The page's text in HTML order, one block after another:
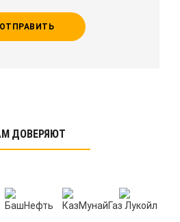
ОТПРАВИТЬ
ДОВЕРЯЮТ